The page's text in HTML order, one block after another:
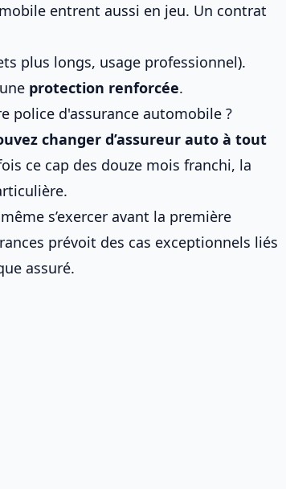
entrent aussi en jeu. Un contrat
plus longs, usage professionnel).
protection renforcée.
police d'assurance automobile ?
changer d’assureur auto à tout
ce cap des douze mois franchi, la
s’exercer avant la première
prévoit des cas exceptionnels liés
assuré.